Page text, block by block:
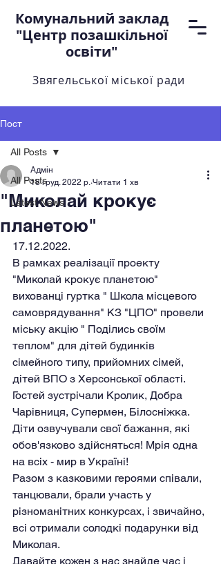
Комунальний заклад
"Центр позашкільної
освіти"
Звягельської міської ради
Пост
All Posts
Latest News
All Posts
"Миколай крокує
планетою"
Адмін
18 груд. 2022 р. Читати 1 хв
17.12.2022.
В рамках реалізації проекту
"Миколай крокує планетою"
вихованці гуртка " Школа місцевого
самоврядування" КЗ "ЦПО" провели
міську акцію " Поділись своїм
теплом" для дітей будинків
сімейного типу, прийомних сімей,
дітей ВПО з Херсонської області.
Гостей зустрічали Кролик, Добра
Чарівниця, Супермен, Білосніжка.
Діти озвучували свої бажання, які
обов'язково здійсняться! Мрія одна
на всіх - мир в Україні!
Разом з казковими героями співали,
танцювали, брали участь у
різноманітних конкурсах, і звичайно,
всі отримали солодкі подарунки від
Миколая.
Давайте кожен з нас знайде час і